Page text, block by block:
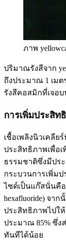
ภาพ
ปริมาณรังสีจาก
ถึงประมาณ 1 เม
รังสีคอสมิกที่เจอ
การเพิ่มประสิท
เชื้อเพลิงนิวเคลีย
ประสิทธิภาพเพื่อ
ธรรมชาติซึ่งมีประ
กระบวนการเพิ่มป
ไซด์เป็นแก๊สนั่นคือ
hexafluoride) จา
ประสิทธิภาพไปใ
ประมาณ 85% ซึ่ง
ทันทีได้น้อย